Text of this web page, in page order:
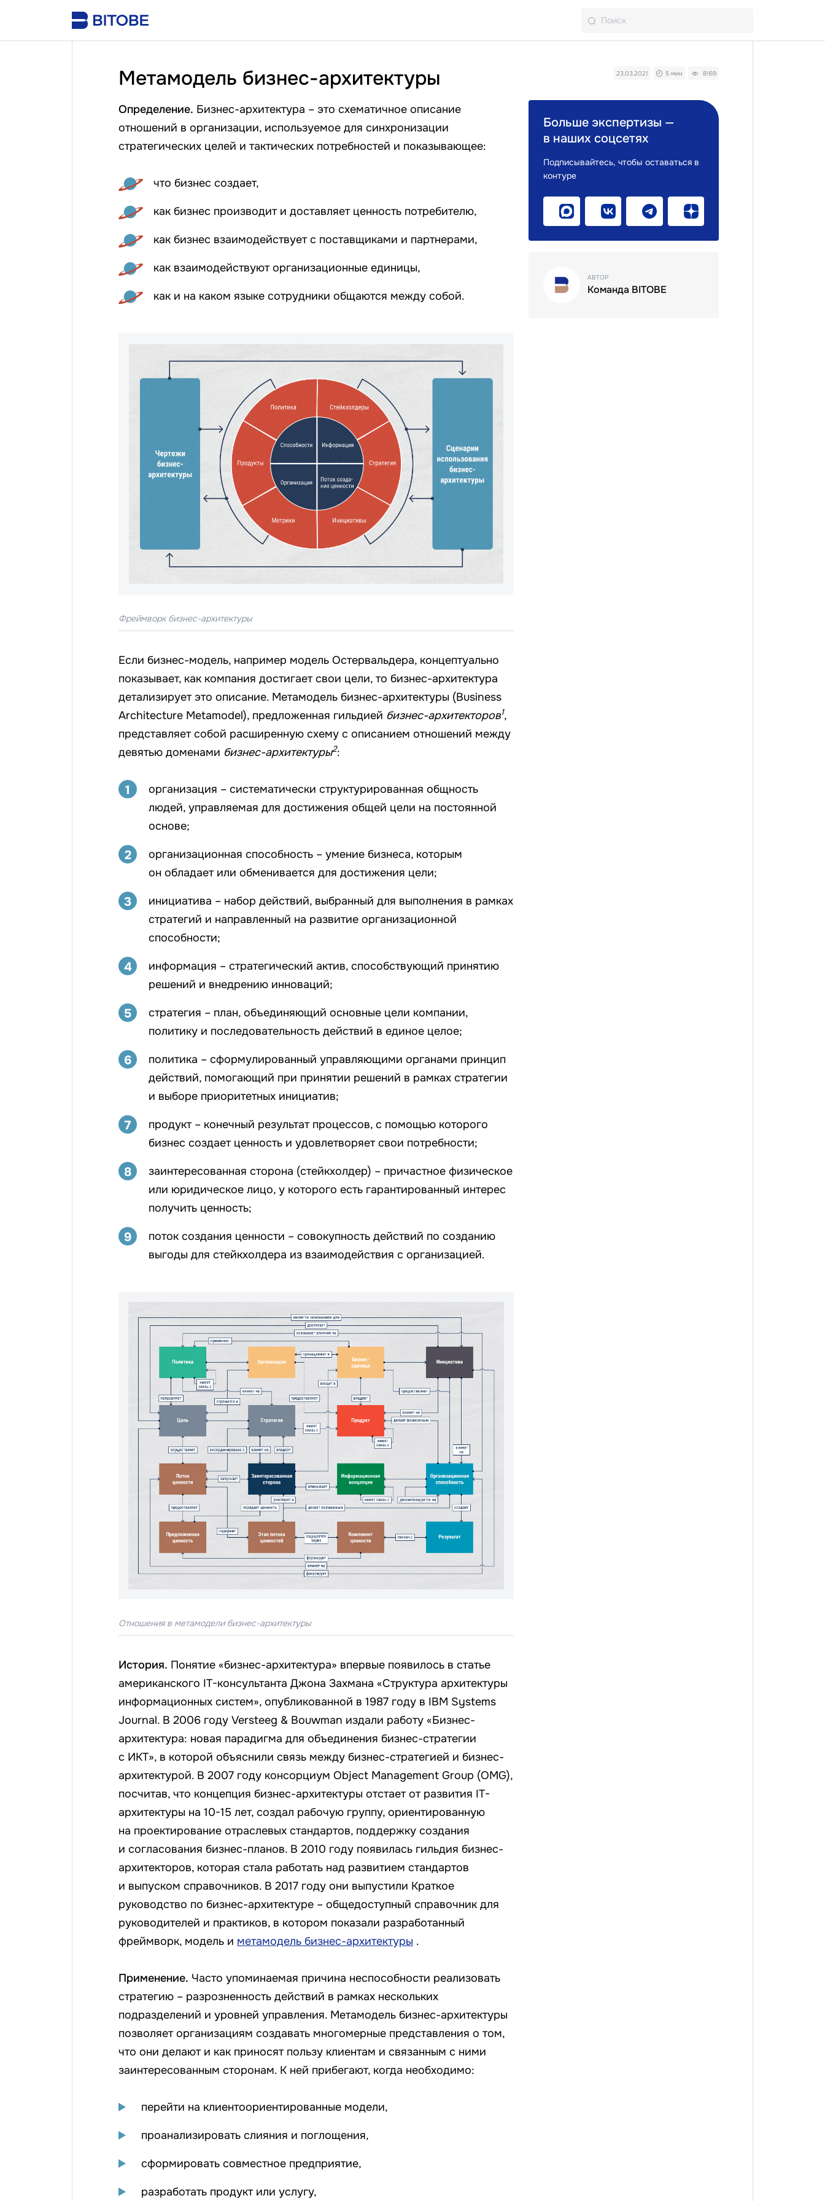
Метамодель бизнес-архитектуры 23.03.2021 5 мин 8169
Определение. Бизнес-архитектура – это схематичное описание
отношений в организации, используемое для синхронизации
стратегических целей и тактических потребностей и показывающее:
что бизнес создает,
как бизнес производит и доставляет ценность потребителю,
как бизнес взаимодействует с поставщиками и партнерами,
как взаимодействуют организационные единицы,
как и на каком языке сотрудники общаются между собой.
Фреймворк бизнес-архитектуры
Если бизнес-модель, например модель Остервальдера, концептуально
показывает, как компания достигает свои цели, то бизнес-архитектура
детализирует это описание. Метамодель бизнес-архитектуры (Business
Architecture Metamodel), предложенная гильдией бизнес-архитекторов1,
представляет собой расширенную схему с описанием отношений между
девятью доменами бизнес-архитектуры2:
1
организация – систематически структурированная общность
людей, управляемая для достижения общей цели на постоянной
основе;
2
организационная способность – умение бизнеса, которым
он обладает или обменивается для достижения цели;
3
инициатива – набор действий, выбранный для выполнения в рамках
стратегий и направленный на развитие организационной
способности;
4
информация – стратегический актив, способствующий принятию
решений и внедрению инноваций;
5
стратегия – план, объединяющий основные цели компании,
политику и последовательность действий в единое целое;
6
политика – сформулированный управляющими органами принцип
действий, помогающий при принятии решений в рамках стратегии
и выборе приоритетных инициатив;
7
продукт – конечный результат процессов, с помощью которого
бизнес создает ценность и удовлетворяет свои потребности;
8
заинтересованная сторона (стейкхолдер) – причастное физическое
или юридическое лицо, у которого есть гарантированный интерес
получить ценность;
9
поток создания ценности – совокупность действий по созданию
выгоды для стейкхолдера из взаимодействия с организацией.
Отношения в метамодели бизнес-архитектуры
История. Понятие «бизнес-архитектура» впервые появилось в статье
американского IT-консультанта Джона Захмана «Структура архитектуры
информационных систем», опубликованной в 1987 году в IBM Systems
Journal. В 2006 году Versteeg & Bouwman издали работу «Бизнес-
архитектура: новая парадигма для объединения бизнес-стратегии
с ИКТ», в которой объяснили связь между бизнес-стратегией и бизнес-
архитектурой. В 2007 году консорциум Object Management Group (OMG),
посчитав, что концепция бизнес-архитектуры отстает от развития IT-
архитектуры на 10-15 лет, создал рабочую группу, ориентированную
на проектирование отраслевых стандартов, поддержку создания
и согласования бизнес-планов. В 2010 году появилась гильдия бизнес-
архитекторов, которая стала работать над развитием стандартов
и выпуском справочников. В 2017 году они выпустили Краткое
руководство по бизнес-архитектуре – общедоступный справочник для
руководителей и практиков, в котором показали разработанный
фреймворк, модель и метамодель бизнес-архитектуры .
Применение. Часто упоминаемая причина неспособности реализовать
стратегию – разрозненность действий в рамках нескольких
подразделений и уровней управления. Метамодель бизнес-архитектуры
позволяет организациям создавать многомерные представления о том,
что они делают и как приносят пользу клиентам и связанным с ними
заинтересованным сторонам. К ней прибегают, когда необходимо:
перейти на клиентоориентированные модели,
проанализировать слияния и поглощения,
сформировать совместное предприятие,
разработать продукт или услугу,
Больше экспертизы —
в наших соцсетях
Подписывайтесь, чтобы оставаться в
контуре
АВТОР
Команда BITOBE